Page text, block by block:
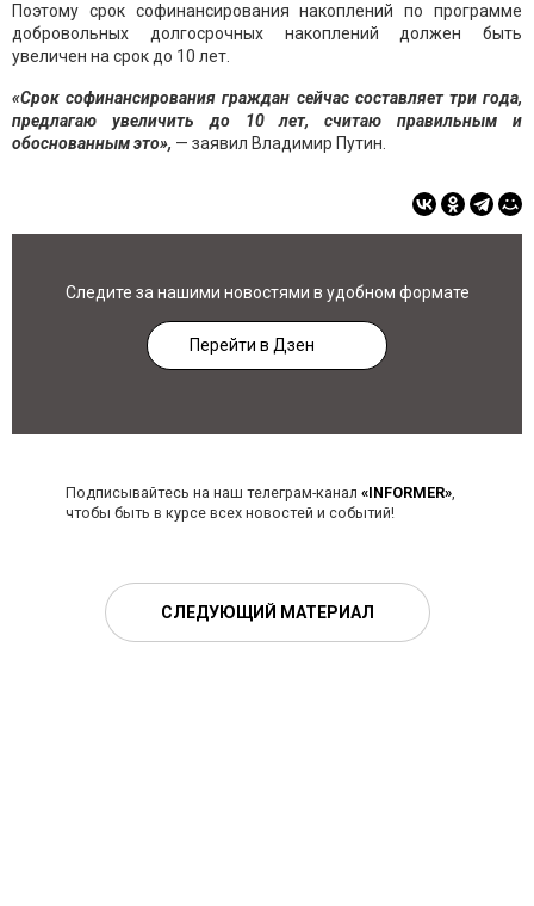
Поэтому срок софинансирования накоплений по программе
добровольных долгосрочных накоплений должен быть
увеличен на срок до 10 лет.
«Срок софинансирования граждан сейчас составляет три года,
предлагаю увеличить до 10 лет, считаю правильным и
обоснованным это», — заявил Владимир Путин.
Следите за нашими новостями в удобном формате
Перейти в Дзен
Подписывайтесь на наш телеграм-канал «INFORMER»,
чтобы быть в курсе всех новостей и событий!
СЛЕДУЮЩИЙ МАТЕРИАЛ